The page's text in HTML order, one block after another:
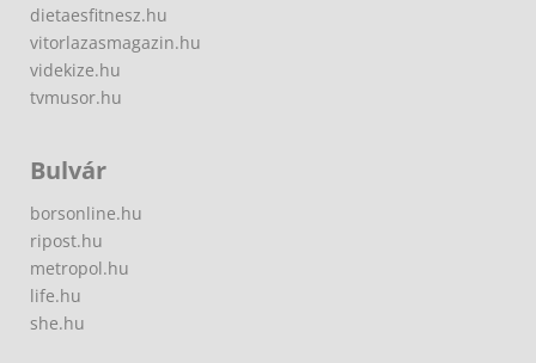
dietaesfitnesz.hu
vitorlazasmagazin.hu
videkize.hu
tvmusor.hu
Bulvár
borsonline.hu
ripost.hu
metropol.hu
life.hu
she.hu